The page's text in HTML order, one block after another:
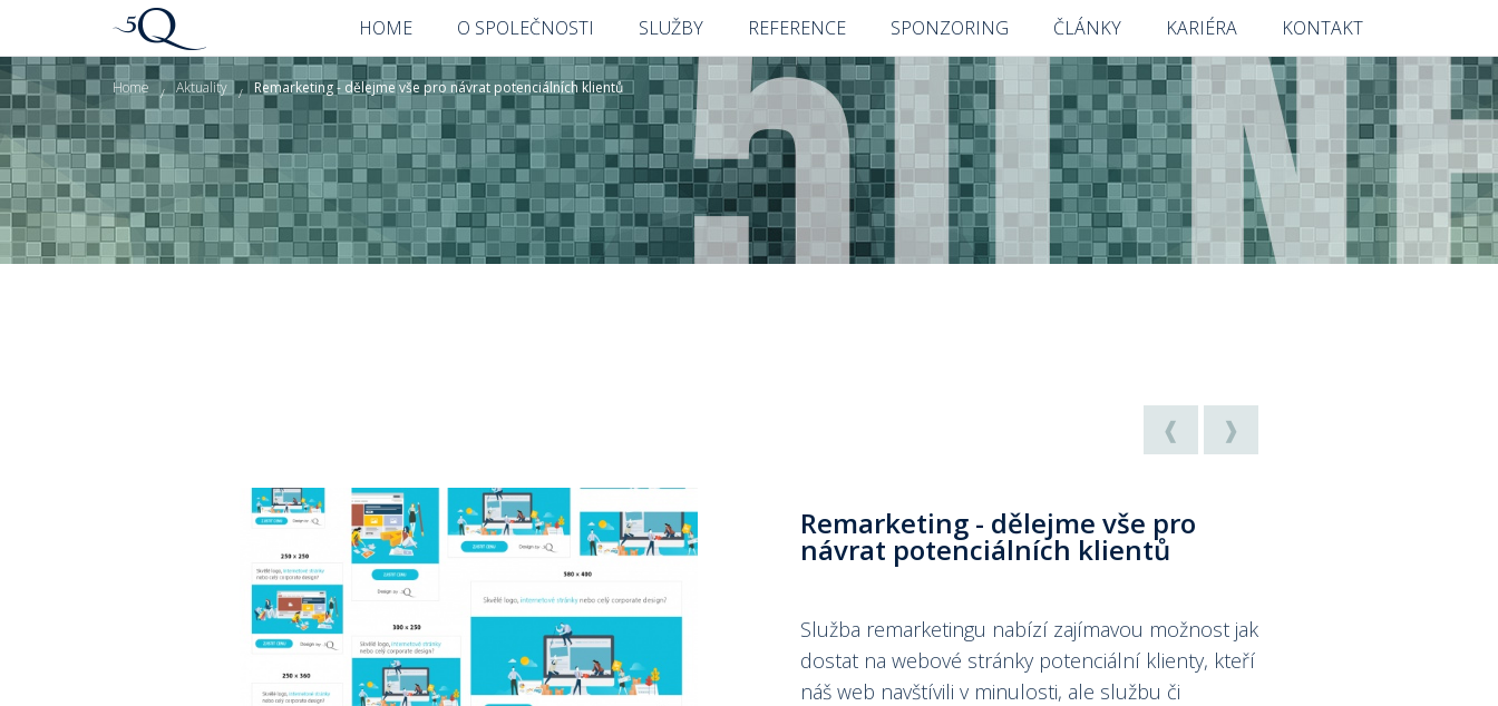
HOME O SPOLEČNOSTI SLUŽBY REFERENCE SPONZORING ČLÁNKY KARIÉRA KONTAKT
Home / Aktuality / Remarketing - dělejme vše pro návrat potenciálních klientů
❰ ❱
Remarketing - dělejme vše pro
návrat potenciálních klientů
Služba remarketingu nabízí zajímavou možnost jak
dostat na webové stránky potenciální klienty, kteří
náš web navštívili v minulosti, ale službu či